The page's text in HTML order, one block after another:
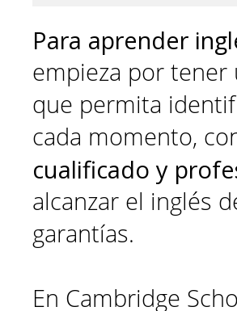
Para aprender
empieza por
que permita
cada momento,
cualificado y
alcanzar el inglés
garantías.
En Cambridge